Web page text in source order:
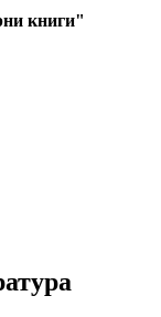
книги"